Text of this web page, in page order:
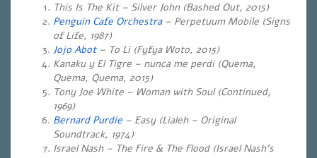
This Is The Kit – Silver John (Bashed Out, 2015)
Penguin Cafe Orchestra– Perpetuum Mobile (Signs
of Life, 1987)
Jojo Abot– To Li (Fyfya Woto, 2015)
Kanaku y El Tigre – nunca me perdi (Quema,
Quema, Quema, 2015)
Tony Joe White – Woman with Soul (Continued,
1969)
Bernard Purdie – Easy (Lialeh – Original
Soundtrack, 1974)
Israel Nash – The Fire & The Flood (Israel Nash’s